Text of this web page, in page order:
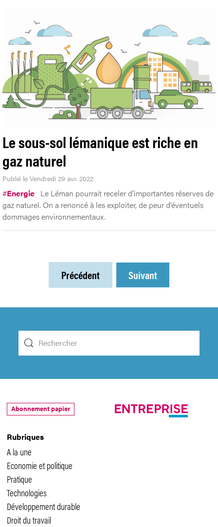
Le sous-sol lémanique est riche en
gaz naturel
Publié le Vendredi 29 avr. 2022
#Energie Le Léman pourrait receler d’importantes réserves de
gaz naturel. On a renoncé à les exploiter, de peur d’éventuels
dommages environnementaux.
Précédent Suivant
Rubriques
A la une
Economie et politique
Pratique
Technologies
Développement durable
Droit du travail
Abonnement papier